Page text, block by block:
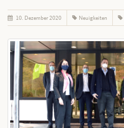
10. Dezember 2020 Neuigkeiten